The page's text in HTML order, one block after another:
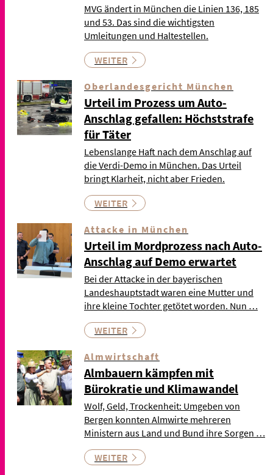
MVG ändert in München die Linien 136, 185
und 53. Das sind die wichtigsten
Umleitungen und Haltestellen.
WEITER
Oberlandesgericht München
Urteil im Prozess um Auto-
Anschlag gefallen: Höchststrafe
für Täter
Lebenslange Haft nach dem Anschlag auf
die Verdi-Demo in München. Das Urteil
bringt Klarheit, nicht aber Frieden.
WEITER
Attacke in München
Urteil im Mordprozess nach Auto-
Anschlag auf Demo erwartet
Bei der Attacke in der bayerischen
Landeshauptstadt waren eine Mutter und
ihre kleine Tochter getötet worden. Nun …
WEITER
Almwirtschaft
Almbauern kämpfen mit
Bürokratie und Klimawandel
Wolf, Geld, Trockenheit: Umgeben von
Bergen konnten Almwirte mehreren
Ministern aus Land und Bund ihre Sorgen …
WEITER